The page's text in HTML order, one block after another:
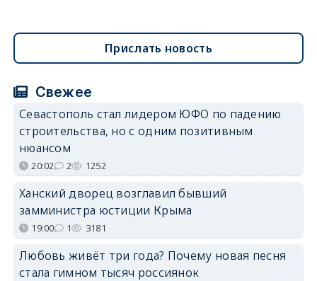
Прислать новость
Свежее
Севастополь стал лидером ЮФО по падению
строительства, но с одним позитивным
нюансом
20:02 2 1252
Ханский дворец возглавил бывший
замминистра юстиции Крыма
19:00 1 3181
Любовь живёт три года? Почему новая песня
стала гимном тысяч россиянок